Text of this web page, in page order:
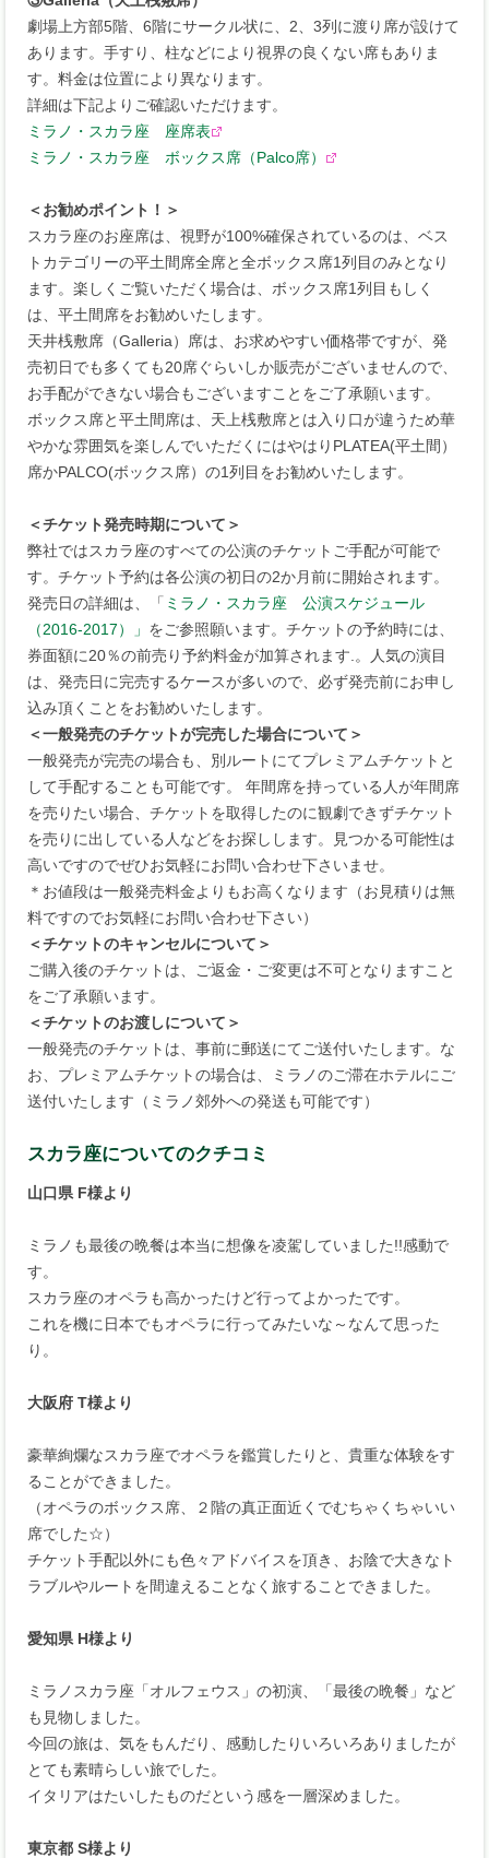
劇場上方部5階、6階にサークル状に、2、3列に渡り席が設けて
あります。手すり、柱などにより視界の良くない席もありま
す。料金は位置により異なります。
詳細は下記よりご確認いただけます。
ミラノ・スカラ座 座席表
ミラノ・スカラ座 ボックス席（Palco席）
＜お勧めポイント！＞
スカラ座のお座席は、視野が100%確保されているのは、ベス
トカテゴリーの平土間席全席と全ボックス席1列目のみとなり
ます。楽しくご覧いただく場合は、ボックス席1列目もしく
は、平土間席をお勧めいたします。
天井桟敷席（Galleria）席は、お求めやすい価格帯ですが、発
売初日でも多くても20席ぐらいしか販売がございませんので、
お手配ができない場合もございますことをご了承願います。
ボックス席と平土間席は、天上桟敷席とは入り口が違うため華
やかな雰囲気を楽しんでいただくにはやはりPLATEA(平土間）
席かPALCO(ボックス席）の1列目をお勧めいたします。
＜チケット発売時期について＞
弊社ではスカラ座のすべての公演のチケットご手配が可能で
す。チケット予約は各公演の初日の2か月前に開始されます。
発売日の詳細は、「 ミラノ・スカラ座 公演スケジュール
（2016-2017）」 をご参照願います。チケットの予約時には、
券面額に20％の前売り予約料金が加算されます.。人気の演目
は、発売日に完売するケースが多いので、必ず発売前にお申し
込み頂くことをお勧めいたします。
＜一般発売のチケットが完売した場合について＞
一般発売が完売の場合も、別ルートにてプレミアムチケットと
して手配することも可能です。 年間席を持っている人が年間席
を売りたい場合、チケットを取得したのに観劇できずチケット
を売りに出している人などをお探しします。見つかる可能性は
高いですのでぜひお気軽にお問い合わせ下さいませ。
＊お値段は一般発売料金よりもお高くなります（お見積りは無
料ですのでお気軽にお問い合わせ下さい）
＜チケットのキャンセルについて＞
ご購入後のチケットは、ご返金・ご変更は不可となりますこと
をご了承願います。
＜チケットのお渡しについて＞
一般発売のチケットは、事前に郵送にてご送付いたします。な
お、プレミアムチケットの場合は、ミラノのご滞在ホテルにご
送付いたします（ミラノ郊外への発送も可能です）
スカラ座についてのクチコミ
山口県 F様より
ミラノも最後の晩餐は本当に想像を凌駕していました!!感動で
す。
スカラ座のオペラも高かったけど行ってよかったです。
これを機に日本でもオペラに行ってみたいな～なんて思った
り。
大阪府 T様より
豪華絢爛なスカラ座でオペラを鑑賞したりと、貴重な体験をす
ることができました。
（オペラのボックス席、２階の真正面近くでむちゃくちゃいい
席でした☆）
チケット手配以外にも色々アドバイスを頂き、お陰で大きなト
ラブルやルートを間違えることなく旅することできました。
愛知県 H様より
ミラノスカラ座「オルフェウス」の初演、「最後の晩餐」など
も見物しました。
今回の旅は、気をもんだり、感動したりいろいろありましたが
とても素晴らしい旅でした。
イタリアはたいしたものだという感を一層深めました。
東京都 S様より